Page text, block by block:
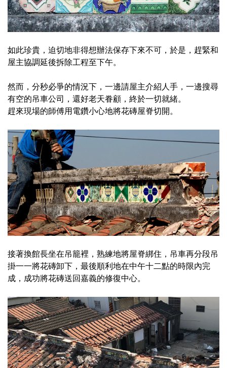
如此珍貴，迫切地非得想辦法保存下來不可，於是，趕緊和
屋主協調延後拆除工程至下午。
然而，分秒必爭的情況下，一邊請屋主介紹人手，一邊搜尋
有空的吊車公司，還好老天眷顧，終於一切就緒。
趕來現場的師傅用電鑽小心地將花磚屋脊切開。
接著換館長坐在吊籠裡，熟練地將屋脊綁住，吊車再分段吊
掛一一將花磚卸下，最後順利地在中午十二點的時限內完
成，成功將花磚送回嘉義的修復中心。